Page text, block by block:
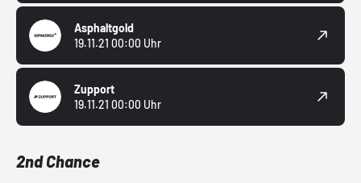
Asphaltgold
19.11.21 00:00 Uhr
Zupport
19.11.21 00:00 Uhr
2nd Chance